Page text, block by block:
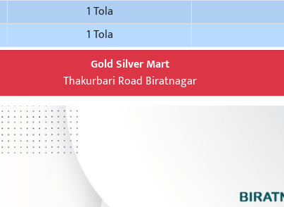
1 Tola
1 Tola
Gold Silver Mart
Thakurbari Road Biratnagar